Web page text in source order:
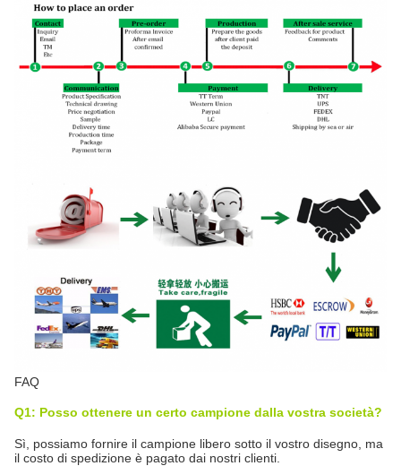
FAQ
Q1: Posso ottenere un certo campione dalla vostra società?
Sì, possiamo fornire il campione libero sotto il vostro disegno, ma
il costo di spedizione è pagato dai nostri clienti.